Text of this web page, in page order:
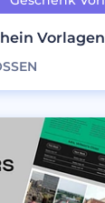
Vorlagen